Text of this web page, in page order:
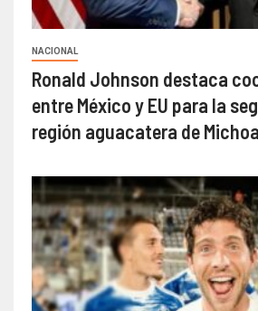
NACIONAL
Ronald Johnson destaca
entre México y EU para la
región aguacatera de